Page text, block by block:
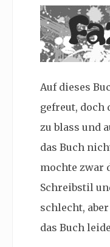
Auf dieses
gefreut, doch
zu blass und
das Buch
mochte zwar
Schreibstil
schlecht,
das Buch